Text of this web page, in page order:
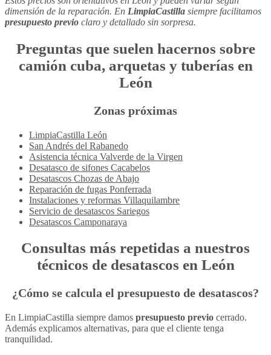
dimensión de la reparación. En LimpiaCastilla siempre facilitamos
presupuesto previo claro y detallado sin sorpresa.
Preguntas que suelen hacernos sobre
camión cuba, arquetas y tuberías en
León
Zonas próximas
LimpiaCastilla León
San Andrés del Rabanedo
Asistencia técnica Valverde de la Virgen
Desatasco de sifones Cacabelos
Desatascos Chozas de Abajo
Reparación de fugas Ponferrada
Instalaciones y reformas Villaquilambre
Servicio de desatascos Sariegos
Desatascos Camponaraya
Consultas más repetidas a nuestros
técnicos de desatascos en León
¿Cómo se calcula el presupuesto de desatascos?
En LimpiaCastilla siempre damos presupuesto previo cerrado.
Además explicamos alternativas, para que el cliente tenga
tranquilidad.